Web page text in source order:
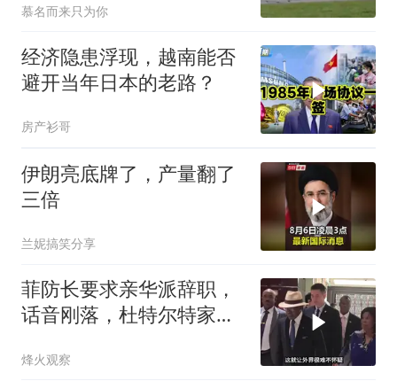
慕名而来只为你
经济隐患浮现，越南能否
避开当年日本的老路？
房产衫哥
伊朗亮底牌了，产量翻了
三倍
兰妮搞笑分享
菲防长要求亲华派辞职，
话音刚落，杜特尔特家族
烽火观察